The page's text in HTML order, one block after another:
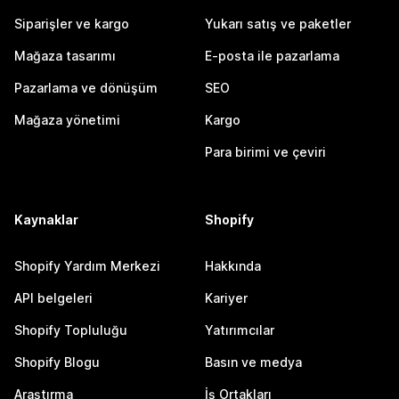
Siparişler ve kargo
Mağaza tasarımı
Pazarlama ve dönüşüm
Mağaza yönetimi
Yukarı satış ve paketler
E-posta ile pazarlama
SEO
Kargo
Para birimi ve çeviri
Kaynaklar
Shopify Yardım Merkezi
API belgeleri
Shopify Topluluğu
Shopify Blogu
Araştırma
Shopify
Hakkında
Kariyer
Yatırımcılar
Basın ve medya
İş Ortakları